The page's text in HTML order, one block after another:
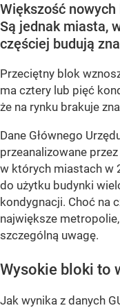
Większość
Są jednak miasta,
częściej budują
Przeciętny blok
ma cztery lub pięć
że na rynku brakuje
Dane Głównego
przeanalizowane
w których miastach w
do użytku budynki
kondygnacji. Choć na
największe
szczególną uwagę.
Wysokie bloki to
Jak wynika z danych